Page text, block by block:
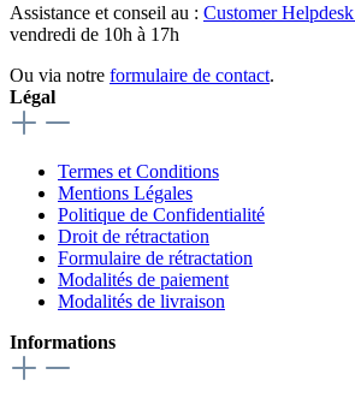
Assistance et conseil au : Customer Helpdesk
vendredi de 10h à 17h
Ou via notre formulaire de contact.
Légal
Termes et Conditions
Mentions Légales
Politique de Confidentialité
Droit de rétractation
Formulaire de rétractation
Modalités de paiement
Modalités de livraison
Informations